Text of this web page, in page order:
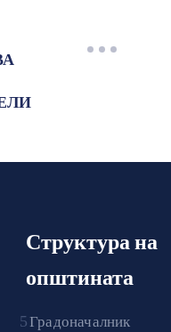
Структура на
општината
Градоначалник